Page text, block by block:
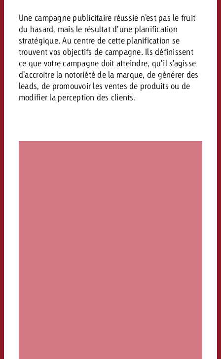
Une campagne publicitaire réussie n’est pas le fruit
du hasard, mais le résultat d’une planification
stratégique. Au centre de cette planification se
trouvent vos objectifs de campagne. Ils définissent
ce que votre campagne doit atteindre, qu’il s’agisse
d’accroître la notoriété de la marque, de générer des
leads, de promouvoir les ventes de produits ou de
modifier la perception des clients.